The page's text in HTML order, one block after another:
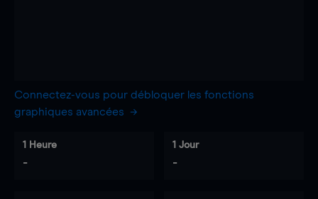
Connectez-vous pour débloquer les fonctions
graphiques avancées
1 Heure
-
1 Jour
-